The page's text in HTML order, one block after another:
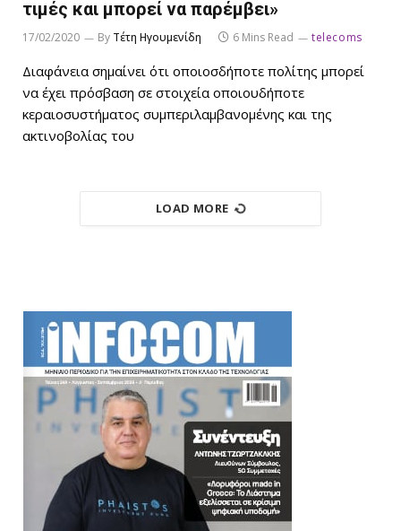
τιμές και μπορεί να παρέμβει»
17/02/2020 By Τέτη Ηγουμενίδη 6 Mins Read telecoms
Διαφάνεια σημαίνει ότι οποιοσδήποτε πολίτης μπορεί
να έχει πρόσβαση σε στοιχεία οποιουδήποτε
κεραιοσυστήματος συμπεριλαμβανομένης και της
ακτινοβολίας του
LOAD MORE